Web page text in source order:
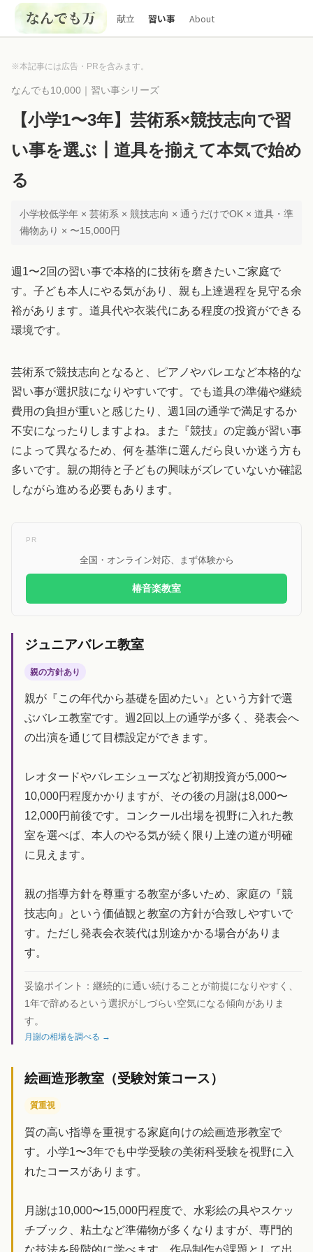
献立 習い事 About
※本記事には広告・PRを含みます。
なんでも10,000｜習い事シリーズ
【小学1〜3年】芸術系×競技志向で習
い事を選ぶ┃道具を揃えて本気で始め
る
小学校低学年 × 芸術系 × 競技志向 × 通うだけでOK × 道具・準
備物あり × 〜15,000円
週1〜2回の習い事で本格的に技術を磨きたいご家庭で
す。子ども本人にやる気があり、親も上達過程を見守る余
裕があります。道具代や衣装代にある程度の投資ができる
環境です。
芸術系で競技志向となると、ピアノやバレエなど本格的な
習い事が選択肢になりやすいです。でも道具の準備や継続
費用の負担が重いと感じたり、週1回の通学で満足するか
不安になったりしますよね。また『競技』の定義が習い事
によって異なるため、何を基準に選んだら良いか迷う方も
多いです。親の期待と子どもの興味がズレていないか確認
しながら進める必要もあります。
PR
全国・オンライン対応、まず体験から
椿音楽教室
ジュニアバレエ教室
親の方針あり
親が『この年代から基礎を固めたい』という方針で選
ぶバレエ教室です。週2回以上の通学が多く、発表会へ
の出演を通じて目標設定ができます。
レオタードやバレエシューズなど初期投資が5,000〜
10,000円程度かかりますが、その後の月謝は8,000〜
12,000円前後です。コンクール出場を視野に入れた教
室を選べば、本人のやる気が続く限り上達の道が明確
に見えます。
親の指導方針を尊重する教室が多いため、家庭の『競
技志向』という価値観と教室の方針が合致しやすいで
す。ただし発表会衣装代は別途かかる場合がありま
す。
妥協ポイント： 継続的に通い続けることが前提になりやすく、
1年で辞めるという選択がしづらい空気になる傾向がありま
す。
月謝の相場を調べる →
絵画造形教室（受験対策コース）
質重視
質の高い指導を重視する家庭向けの絵画造形教室で
す。小学1〜3年でも中学受験の美術科受験を視野に入
れたコースがあります。
月謝は10,000〜15,000円程度で、水彩絵の具やスケッ
チブック、粘土など準備物が多くなりますが、専門的
な技法を段階的に学べます。作品制作が課題として出